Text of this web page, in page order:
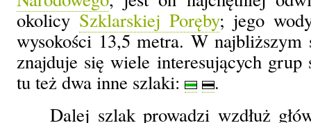
okolicySzklarskiej Poręby; jego
wysokości 13,5 metra. W najbliższym
znajduje się wiele interesujących grup
tu też dwa inne szlaki:
.
Dalej szlak prowadzi wzdłuż